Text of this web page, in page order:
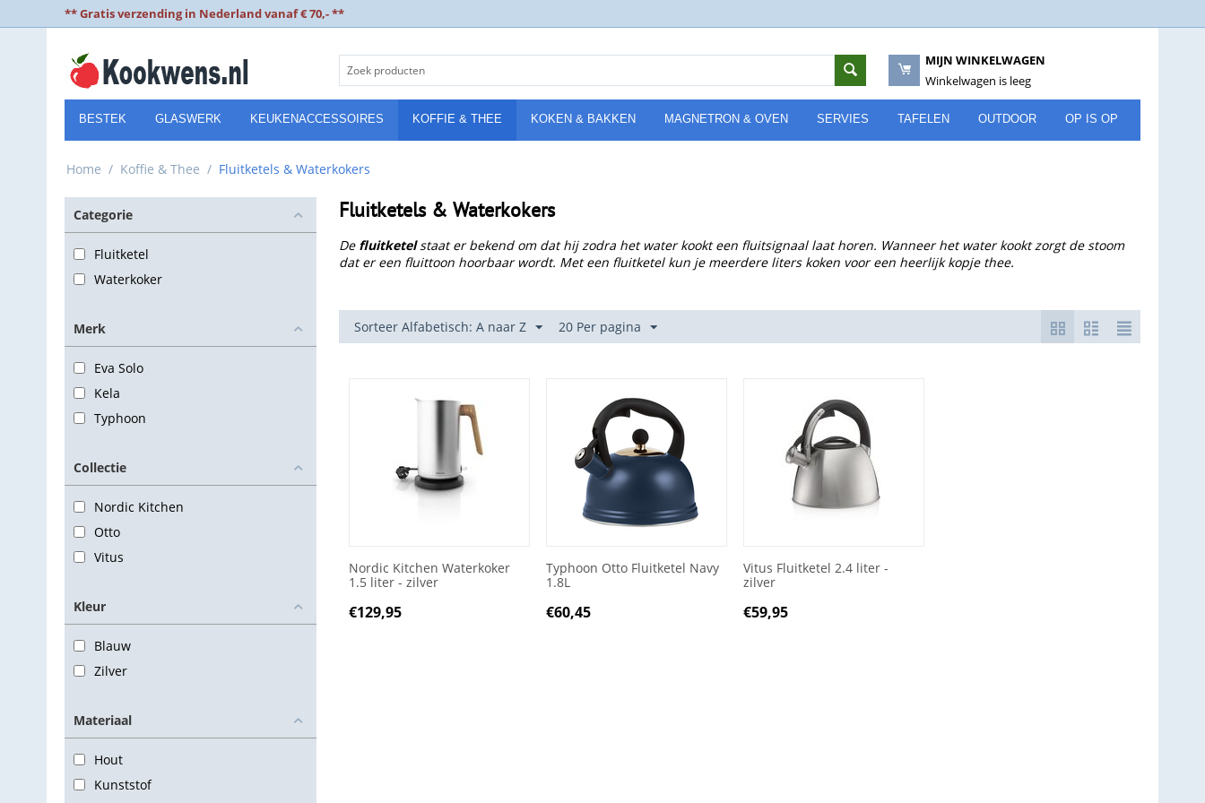
** Gratis verzending in Nederland vanaf € 70,- **
MIJN WINKELWAGEN
Winkelwagen is leeg
BESTEK GLASWERK KEUKENACCESSOIRES KOFFIE & THEE KOKEN & BAKKEN MAGNETRON & OVEN SERVIES TAFELEN OUTDOOR OP IS OP
Home / Koffie & Thee / Fluitketels & Waterkokers
Categorie
Fluitketel
Waterkoker
Merk
Eva Solo
Kela
Typhoon
Collectie
Nordic Kitchen
Otto
Vitus
Kleur
Blauw
Zilver
Materiaal
Hout
Kunststof
Fluitketels & Waterkokers
De fluitketelstaat er bekend om dat hij zodra het water kookt een fluitsignaal laat horen. Wanneer het water kookt zorgt de stoom
dat er een fluittoon hoorbaar wordt. Met een fluitketel kun je meerdere liters koken voor een heerlijk kopje thee.
Sorteer Alfabetisch: A naar Z 20 Per pagina
Nordic Kitchen Waterkoker
1.5 liter - zilver
€129,95
Typhoon Otto Fluitketel Navy
1.8L
€60,45
Vitus Fluitketel 2.4 liter -
zilver
€59,95